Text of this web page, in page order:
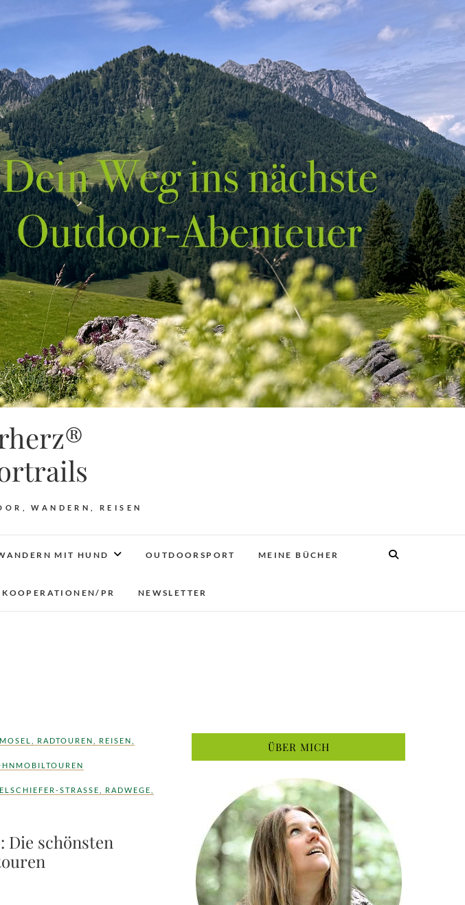
WANDERN, REISEN
MIT HUND OUTDOORSPORT MEINE BÜCHER
KOOPERATIONEN/PR NEWSLETTER
MOSEL RADTOUREN REISEN
STRASSE RADWEGE
Die schönsten
ÜBER MICH